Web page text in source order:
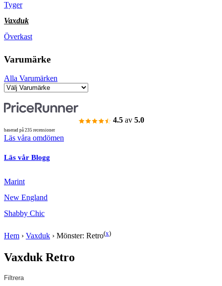
Tyger
Vaxduk
Överkast
Varumärke
Alla Varumärken
4.5 av 5.0
baserad på 235 recensioner
Läs våra omdömen
Läs vår Blogg
Marint
New England
Shabby Chic
Hem › Vaxduk › Mönster: Retro(x)
Vaxduk Retro
Filtrera